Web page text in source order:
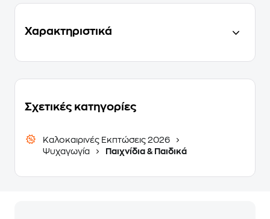
Χαρακτηριστικά
Σχετικές κατηγορίες
Καλοκαιρινές Εκπτώσεις 2026
Ψυχαγωγία
Παιχνίδια & Παιδικά